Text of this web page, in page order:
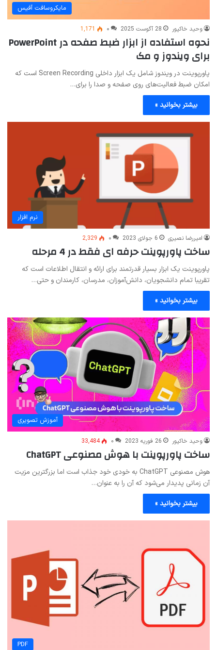
مایکروسافت آفیس
وحید خاکپور 28 آگوست 2025 ۰ 1,171
نحوه استفاده از ابزار ضبط صفحه در PowerPoint
برای ویندوز و مک
پاورپوینت در ویندوز شامل یک ابزار داخلی Screen Recording است که
امکان ضبط فعالیت‌های روی صفحه و صدا را برای…
بیشتر بخوانید »
نرم افزار
امیررضا نصیری 6 جولای 2023 ۰ 2,329
ساخت پاورپوینت حرفه ای فقط در 4 مرحله
پاورپوینت یک ابزار بسیار قدرتمند برای ارائه و انتقال اطلاعات است که
تقریبا تمام دانشجویان، دانش‌آموزان، مدرسان، کارمندان و حتی…
بیشتر بخوانید »
آموزش تصویری
وحید خاکپور 26 فوریه 2023 ۰ 33,484
ساخت پاورپوینت با هوش مصنوعی ChatGPT
هوش مصنوعی ChatGPT به خودی خود جذاب است اما بزرگترین مزیت
آن زمانی پدیدار می‌شود که آن را به عنوان…
بیشتر بخوانید »
PDF